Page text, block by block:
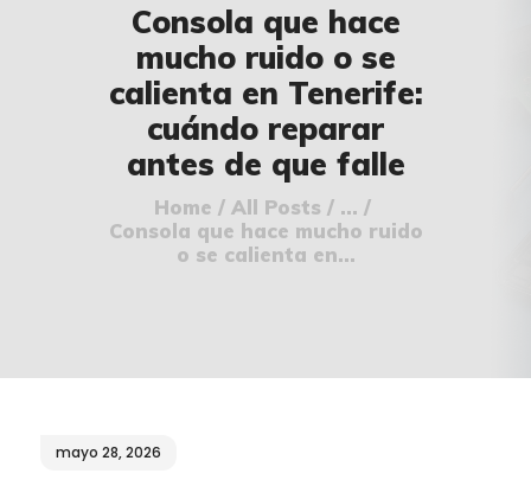
Consola que hace
mucho ruido o se
calienta en Tenerife:
cuándo reparar
antes de que falle
Home All Posts
...
Consola que hace mucho ruido
o se calienta en...
🔧 REPARACIONES
🛠️ SERVICIOS
ADICIONALES
👉 SOLICITAR
PRESUPUESTO
📞 CONTACTOS
✅ UBICACIONES
mayo 28, 2026